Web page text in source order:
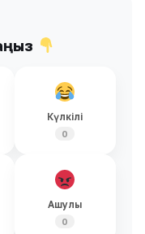
Күлкілі
0
Ашулы
0